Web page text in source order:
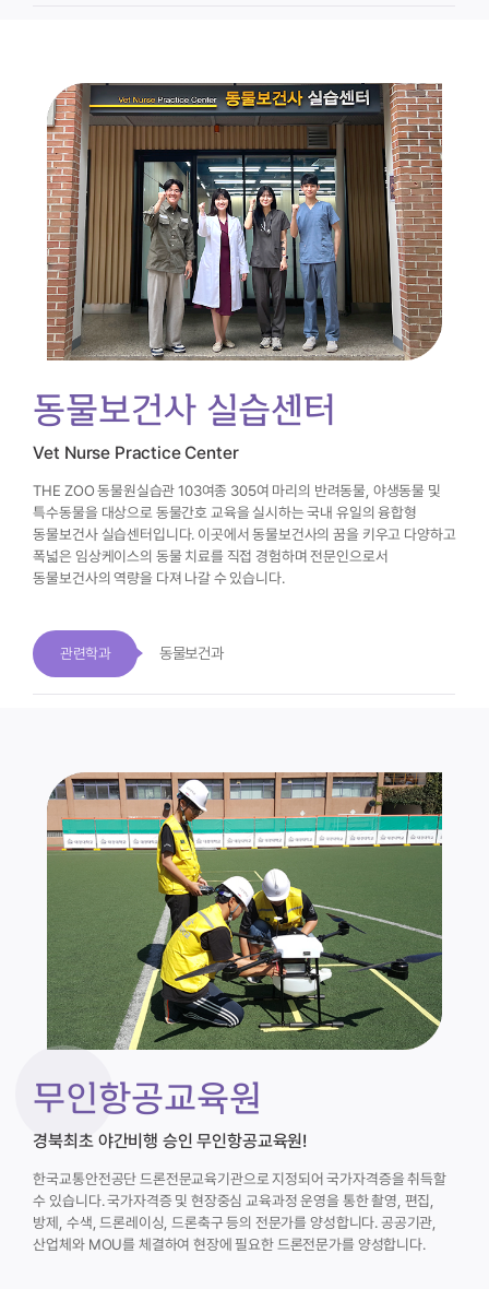
동물보건사 실습센터
Vet Nurse Practice Center
THE ZOO 동물원실습관 103여종 305여 마리의 반려동물, 야생동물 및
특수동물을 대상으로 동물간호 교육을 실시하는 국내 유일의 융합형
동물보건사 실습센터입니다. 이곳에서 동물보건사의 꿈을 키우고 다양하고
폭넓은 임상케이스의 동물 치료를 직접 경험하며 전문인으로서
동물보건사의 역량을 다져 나갈 수 있습니다.
관련학과 동물보건과
무인항공교육원
경북최초 야간비행 승인 무인항공교육원!
한국교통안전공단 드론전문교육기관으로 지정되어 국가자격증을 취득할
수 있습니다.국가자격증 및 현장중심 교육과정 운영을 통한 촬영, 편집,
방제, 수색, 드론레이싱, 드론축구 등의 전문가를 양성합니다. 공공기관,
산업체와 MOU를 체결하여 현장에 필요한 드론전문가를 양성합니다.